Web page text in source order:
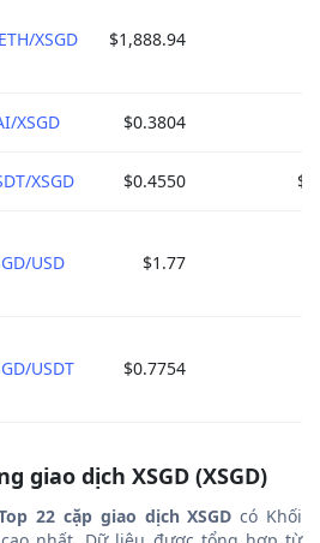
XSGD $1,888.94
XSGD $0.3804
XSGD $0.4550
USD $1.77
USDT $0.7754
giao dịch XSGD (XSGD)
22 cặp giao dịch XSGD có Khối